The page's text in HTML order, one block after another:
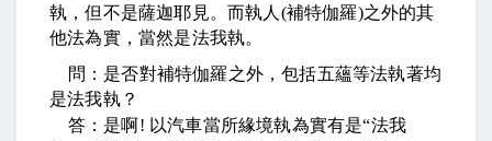
執，但不是薩迦耶見。而執人 (補特伽羅)之外的其
他法為實，當然是法我執。
問：是否對補特伽羅之外，包括五蘊等法執著均
是法我執？
答：是啊! 以汽車當所緣境執為實有是“法我